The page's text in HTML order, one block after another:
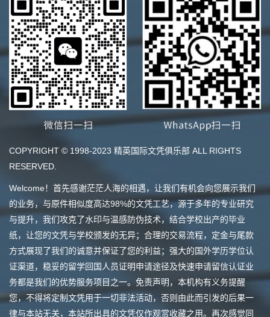
COPYRIGHT © 1998-2023 精英国际文凭俱乐部 ALL RIGHTS
RESERVED.
Welcome！首先感谢茫茫人海的相遇，让我们有机会向您展示我们
的业务，与原件相似度高达98%的文凭工艺，源于多年的专业研究
与提升，我们攻克了水印与温感防伪技术，结合学校出产的毕业
纸，让您的文凭与学校颁发的无异；合理的交易流程，定金与尾款
方式展现了我们的诚意并保证了您的利益；强大的国外学历学位认
证渠道，稳妥的留学回国人员证明申请途径及快速申请留信认证业
务都是我们的优势服务项目之一。免责声明，本机构有义务提醒
您，不得将定制文凭用于一切非法活动，否则由此而引发的后果一
律与本站无关，本站所出具的文凭仅作观赏收藏之用。再次感觉同